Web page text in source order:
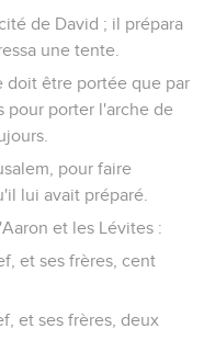
de David ; il prépara
une tente.
doit être portée que par
pour porter l'arche de
pour faire
lui avait préparé.
et les Lévites :
et ses frères, cent
et ses frères, deux